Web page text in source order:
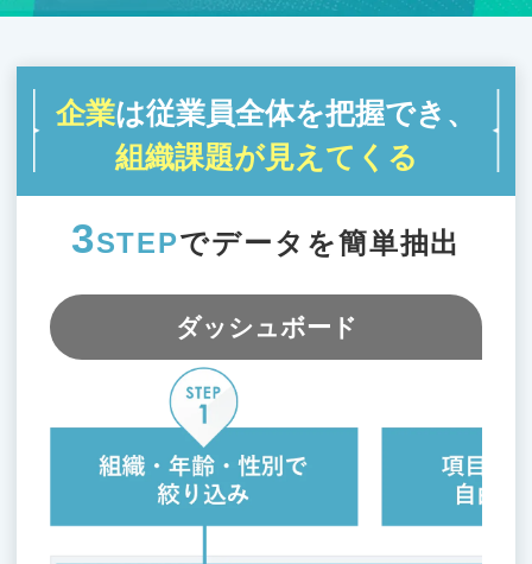
企業は従業員全体を把握でき、
組織課題が見えてくる
3STEPでデータを簡単抽出
ダッシュボード